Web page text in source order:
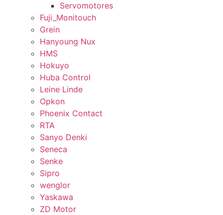
Servomotores
Fuji_Monitouch
Grein
Hanyoung Nux
HMS
Hokuyo
Huba Control
Leine Linde
Opkon
Phoenix Contact
RTA
Sanyo Denki
Seneca
Senke
Sipro
wenglor
Yaskawa
ZD Motor